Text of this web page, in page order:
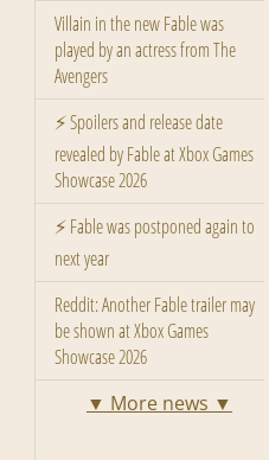
Villain in the new Fable was
played by an actress from The
Avengers
⚡ Spoilers and release date
revealed by Fable at Xbox Games
Showcase 2026
⚡ Fable was postponed again to
next year
Reddit: Another Fable trailer may
be shown at Xbox Games
Showcase 2026
▼ More news ▼